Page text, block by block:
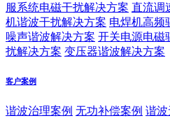
服系统电磁干扰解决方案 直流调
机谐波干扰解决方案 电焊机高频
噪声谐波解决方案 开关电源电磁
扰解决方案 变压器谐波解决方案
客户案例
谐波治理案例 无功补偿案例 谐波